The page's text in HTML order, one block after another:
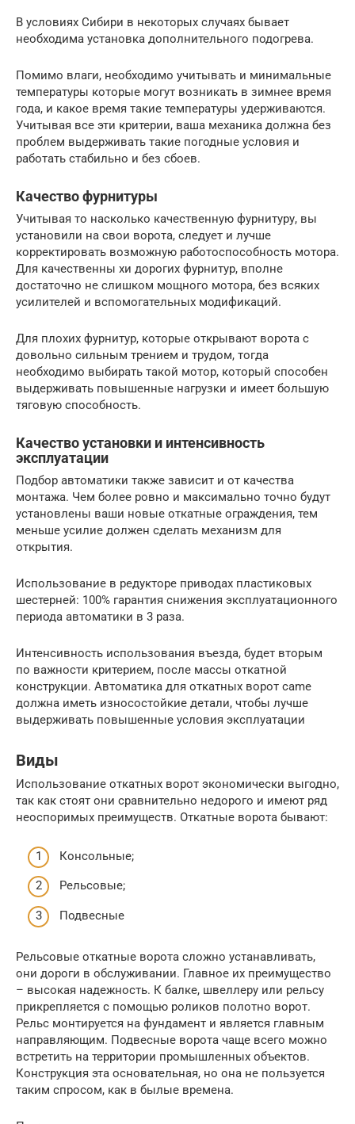
В условиях Сибири в некоторых случаях бывает
необходима установка дополнительного подогрева.
Помимо влаги, необходимо учитывать и минимальные
температуры которые могут возникать в зимнее время
года, и какое время такие температуры удерживаются.
Учитывая все эти критерии, ваша механика должна без
проблем выдерживать такие погодные условия и
работать стабильно и без сбоев.
Качество фурнитуры
Учитывая то насколько качественную фурнитуру, вы
установили на свои ворота, следует и лучше
корректировать возможную работоспособность мотора.
Для качественны хи дорогих фурнитур, вполне
достаточно не слишком мощного мотора, без всяких
усилителей и вспомогательных модификаций.
Для плохих фурнитур, которые открывают ворота с
довольно сильным трением и трудом, тогда
необходимо выбирать такой мотор, который способен
выдерживать повышенные нагрузки и имеет большую
тяговую способность.
Качество установки и интенсивность
эксплуатации
Подбор автоматики также зависит и от качества
монтажа. Чем более ровно и максимально точно будут
установлены ваши новые откатные ограждения, тем
меньше усилие должен сделать механизм для
открытия.
Использование в редукторе приводах пластиковых
шестерней: 100% гарантия снижения эксплуатационного
периода автоматики в 3 раза.
Интенсивность использования въезда, будет вторым
по важности критерием, после массы откатной
конструкции. Автоматика для откатных ворот came
должна иметь износостойкие детали, чтобы лучше
выдерживать повышенные условия эксплуатации
Виды
Использование откатных ворот экономически выгодно,
так как стоят они сравнительно недорого и имеют ряд
неоспоримых преимуществ. Откатные ворота бывают:
Консольные;
Рельсовые;
Подвесные
Рельсовые откатные ворота сложно устанавливать,
они дороги в обслуживании. Главное их преимущество
– высокая надежность. К балке, швеллеру или рельсу
прикрепляется с помощью роликов полотно ворот.
Рельс монтируется на фундамент и является главным
направляющим. Подвесные ворота чаще всего можно
встретить на территории промышленных объектов.
Конструкция эта основательная, но она не пользуется
таким спросом, как в былые времена.